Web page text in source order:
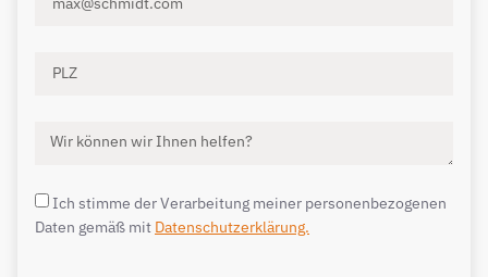
Ich stimme der Verarbeitung meiner personenbezogenen
Daten gemäß mit Datenschutzerklärung.